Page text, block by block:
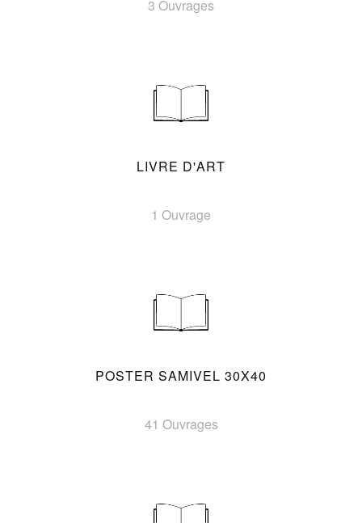
3 Ouvrages
LIVRE D'ART
1 Ouvrage
POSTER SAMIVEL 30X40
41 Ouvrages